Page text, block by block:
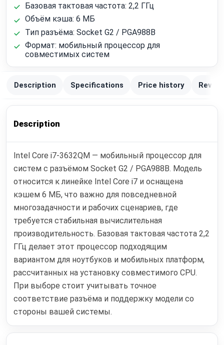
Базовая тактовая частота: 2,2 ГГц
Объём кэша: 6 МБ
Тип разъёма: Socket G2 / PGA988B
Формат: мобильный процессор для
совместимых систем
Description Specifications Price history
Description
Intel Core i7-3632QM — мобильный процессор для
систем с разъёмом Socket G2 / PGA988B. Модель
относится к линейке Intel Core i7 и оснащена
кэшем 6 МБ, что важно для повседневной
многозадачности и рабочих сценариев, где
требуется стабильная вычислительная
производительность. Базовая тактовая частота 2,2
ГГц делает этот процессор подходящим
вариантом для ноутбуков и мобильных платформ,
рассчитанных на установку совместимого CPU.
При выборе стоит учитывать точное
соответствие разъёма и поддержку модели со
стороны вашей системы.